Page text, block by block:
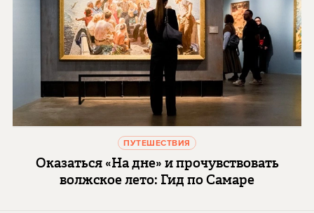
ПУТЕШЕСТВИЯ
Оказаться «На дне» и прочувствовать
волжское лето: Гид по Самаре